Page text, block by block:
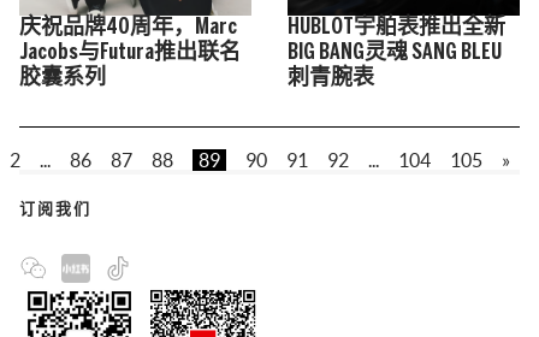
庆祝品牌40周年，Marc
Jacobs与Futura推出联名
胶囊系列
HUBLOT宇舶表推出全新
BIG BANG灵魂 SANG BLEU
刺青腕表
2 ... 86 87 88 89 90 91 92 ... 104 105 »
订阅我们